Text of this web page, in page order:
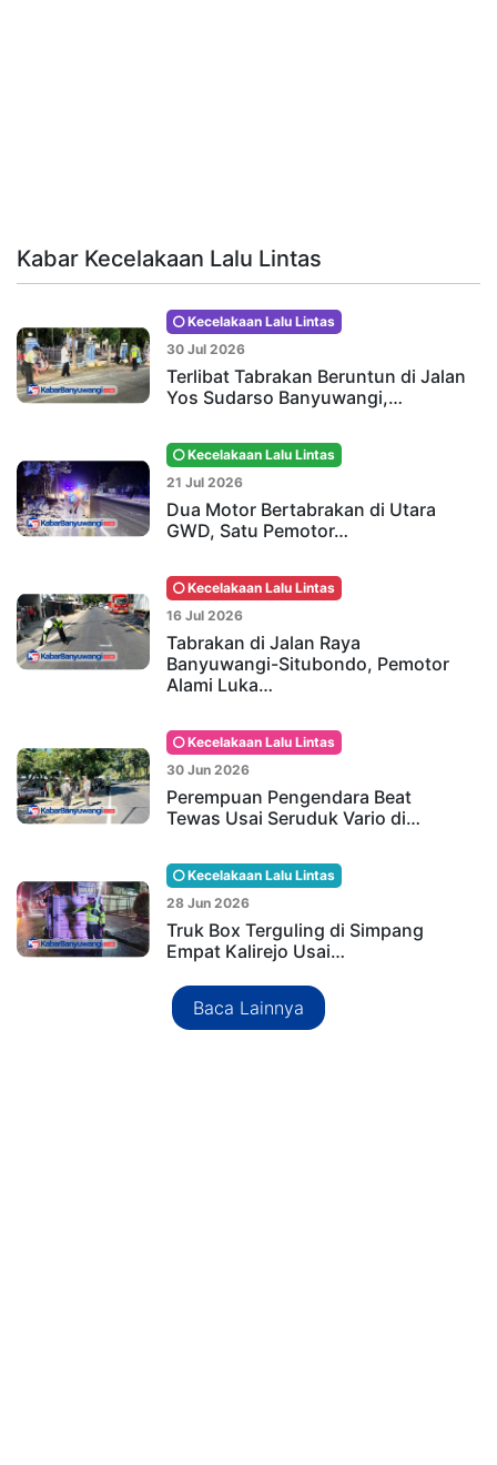
Kabar Kecelakaan Lalu Lintas
Kecelakaan Lalu Lintas
30 Jul 2026
Terlibat Tabrakan Beruntun di Jalan
Yos Sudarso Banyuwangi,…
Kecelakaan Lalu Lintas
21 Jul 2026
Dua Motor Bertabrakan di Utara
GWD, Satu Pemotor…
Kecelakaan Lalu Lintas
16 Jul 2026
Tabrakan di Jalan Raya
Banyuwangi-Situbondo, Pemotor
Alami Luka…
Kecelakaan Lalu Lintas
30 Jun 2026
Perempuan Pengendara Beat
Tewas Usai Seruduk Vario di…
Kecelakaan Lalu Lintas
28 Jun 2026
Truk Box Terguling di Simpang
Empat Kalirejo Usai…
Baca Lainnya